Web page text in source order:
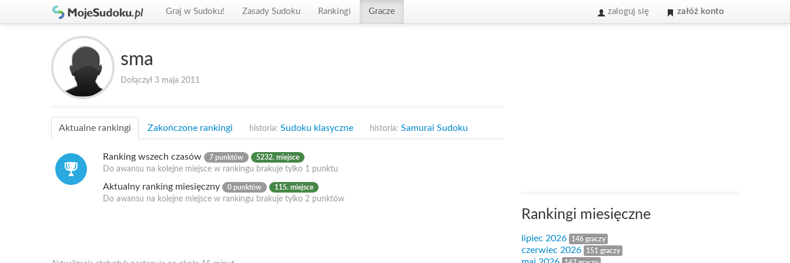
Graj w Sudoku! Zasady Sudoku Rankingi Gracze zaloguj się załóż konto
sma
Dołączył 3 maja 2011
Aktualne rankingi Zakończone rankingi historia: Sudoku klasyczne historia: Samurai Sudoku
Ranking wszech czasów 7 punktów 5232. miejsce
Do awansu na kolejne miejsce w rankingu brakuje tylko 1 punktu
Aktualny ranking miesięczny 0 punktów 115. miejsce
Do awansu na kolejne miejsce w rankingu brakuje tylko 2 punktów
Rankingi miesięczne
lipiec 2026 146 graczy
czerwiec 2026 151 graczy